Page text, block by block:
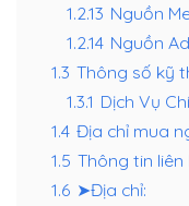
1.2.13 Nguồn
1.2.14 Nguồn
1.3 Thông số kỹ
1.3.1 Dịch Vụ
1.4 Địa chỉ mua
1.5 Thông tin liên
1.6 ➤Địa chỉ: